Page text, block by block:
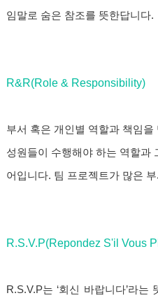
임말로 숨은 참조를 뜻한답니다.
R&R(Role & Responsibility)
부서 혹은 개인별 역할과 책임
성원들이 수행해야 하는 역할과
어입니다. 팀 프로젝트가 많은
R.S.V.P(Repondez S'il Vous
R.S.V.P는 ‘회신 바랍니다’라